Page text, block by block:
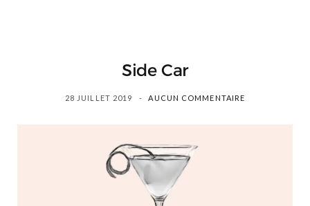
Side Car
28 JUILLET 2019 AUCUN COMMENTAIRE